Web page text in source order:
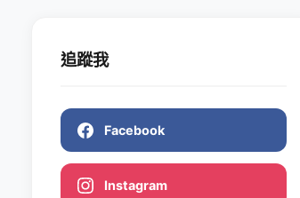
追蹤我
Facebook
Instagram